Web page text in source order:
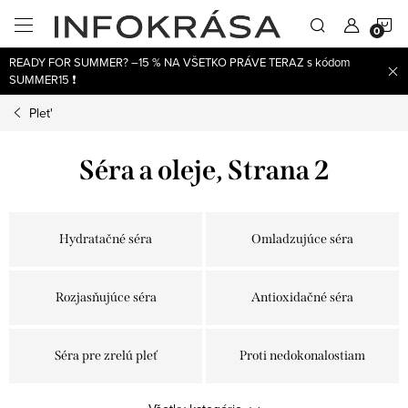
obsah
READY FOR SUMMER? –15 % NA VŠETKO PRÁVE TERAZ s kódom
SUMMER15 ❗
Plet'
Séra a oleje, Strana 2
Hydratačné séra Omladzujúce séra
Rozjasňujúce séra Antioxidačné séra
Séra pre zrelú pleť Proti nedokonalostiam